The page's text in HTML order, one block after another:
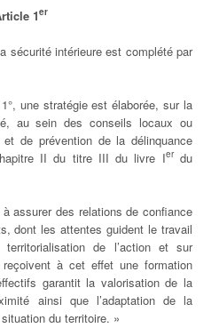
1er
sécurité intérieure est complété par
une stratégie est élaborée, sur la
au sein des conseils locaux ou
de prévention de la délinquance
II du titre III du livre Ierdu
assurer des relations de confiance
dont les attentes guident le travail
de l’action et sur
reçoivent à cet effet une formation
garantit la valorisation de la
ainsi que l’adaptation de la
du territoire. »